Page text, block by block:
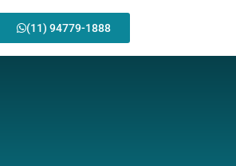
(11) 94779-1888